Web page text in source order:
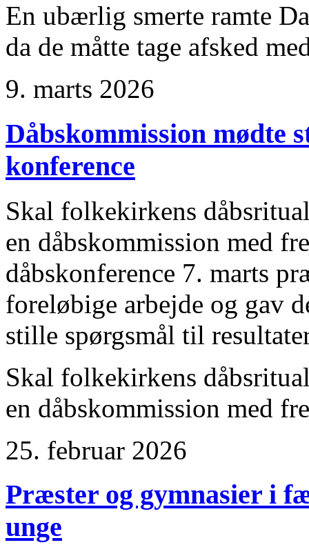
En ubærlig smerte ramte
da de måtte tage afsked
9. marts 2026
Dåbskommission mødte
konference
Skal folkekirkens
en dåbskommission med
dåbskonference 7. marts
foreløbige arbejde og gav
stille spørgsmål til
Skal folkekirkens
en dåbskommission med
25. februar 2026
Præster og gymnasier i
unge